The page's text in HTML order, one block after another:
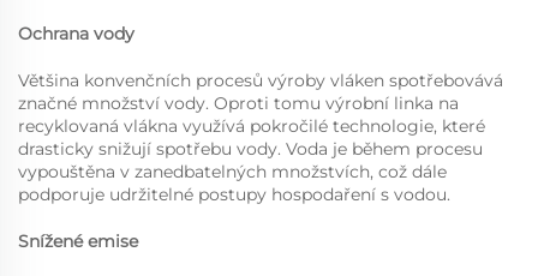
Ochrana vody
Většina konvenčních procesů výroby vláken spotřebovává
značné množství vody. Oproti tomu výrobní linka na
recyklovaná vlákna využívá pokročilé technologie, které
drasticky snižují spotřebu vody. Voda je během procesu
vypouštěna v zanedbatelných množstvích, což dále
podporuje udržitelné postupy hospodaření s vodou.
Snížené emise